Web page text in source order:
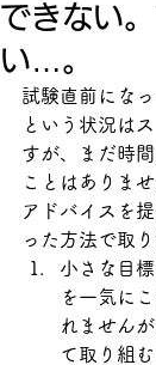
できない
い…。
試験直前にな
という状況は
すが、まだ時
ことはありま
アドバイスを
った方法で取
小さな目
を一気に
れません
て取り組